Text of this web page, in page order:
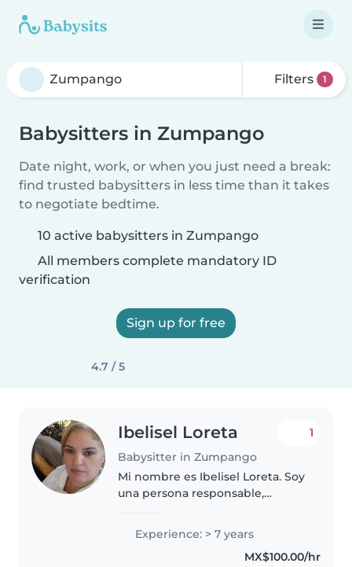
Filters 1
Babysitters in Zumpango
Date night, work, or when you just need a break:
find trusted babysitters in less time than it takes
to negotiate bedtime.
10 active babysitters in Zumpango
All members complete mandatory ID
verification
Sign up for free
4.7 / 5
Ibelisel Loreta
Babysitter in Zumpango
1
Mi nombre es Ibelisel Loreta. Soy
una persona responsable,
comprometida con el bienestar
de los niños. Tengo experiencia
en el cuidado de personas,
Experience: > 7 years
MX$100.00/hr